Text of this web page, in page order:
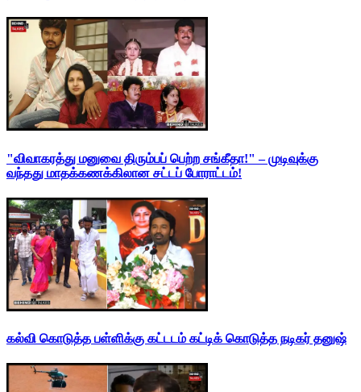
"விவாகரத்து மனுவை திரும்பப் பெற்ற சங்கீதா!" – முடிவுக்கு
வந்தது மாதக்கணக்கிலான சட்டப் போராட்டம்!
கல்வி கொடுத்த பள்ளிக்கு கட்டடம் கட்டிக் கொடுத்த நடிகர் தனுஷ்